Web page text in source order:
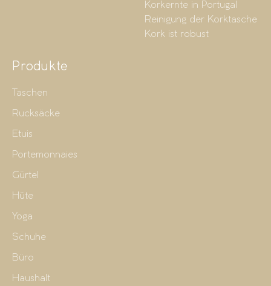
Korkernte in Portugal
Reinigung der Korktasche
Kork ist robust
Produkte
Taschen
Rucksäcke
Etuis
Portemonnaies
Gürtel
Hüte
Yoga
Schuhe
Büro
Haushalt